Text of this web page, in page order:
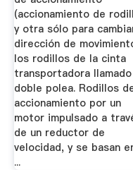
(accionamiento de
y otra sólo para
dirección de
los rodillos de la cinta
transportadora llamado
doble polea. Rodillos
accionamiento por un
motor impulsado a
de un reductor de
velocidad, y se basan
...